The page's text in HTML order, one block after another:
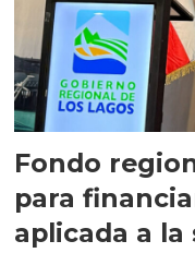
Fondo
para
aplicada a